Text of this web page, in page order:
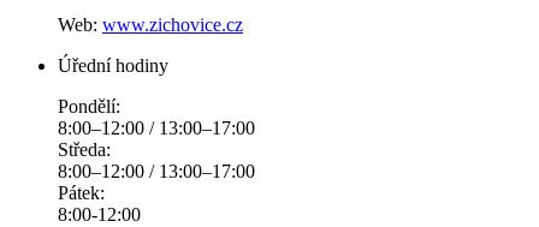
Web: www.zichovice.cz
Úřední hodiny
Pondělí:
8:00–12:00 / 13:00–17:00
Středa:
8:00–12:00 / 13:00–17:00
Pátek:
8:00-12:00